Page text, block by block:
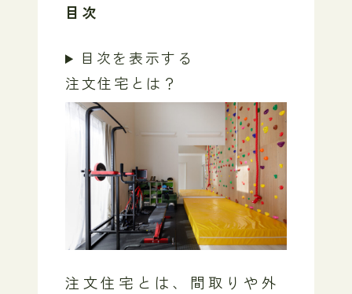
目次
目次を表示する
注文住宅とは？
注文住宅とは、間取りや外